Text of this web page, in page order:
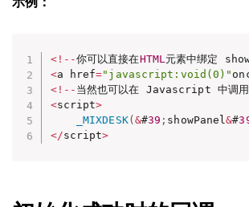
<! --你可以直接在HTML元素中绑定
<a href="javascript:void(0)"
<! -- 当然也可以在 Javascript 中调用
<script>
_MIXDESK( &#39 ; showPanel&#
</script>